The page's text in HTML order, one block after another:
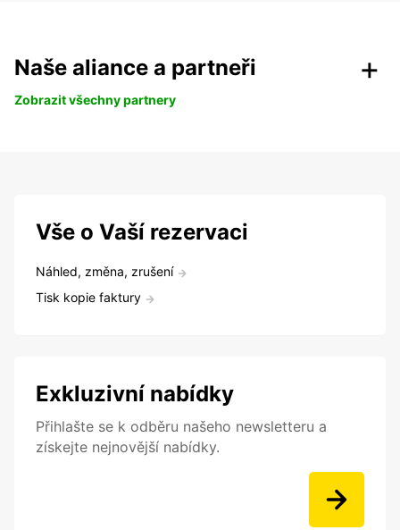
Naše aliance a partneři
Zobrazit všechny partnery
Vše o Vaší rezervaci
Náhled, změna, zrušení
Tisk kopie faktury
Exkluzivní nabídky
Přihlašte se k odběru našeho newsletteru a
získejte nejnovější nabídky.